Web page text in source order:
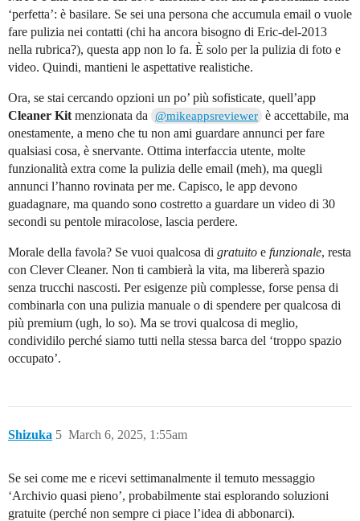
‘perfetta’: è basilare. Se sei una persona che accumula email o vuole
fare pulizia nei contatti (chi ha ancora bisogno di Eric-del-2013
nella rubrica?), questa app non lo fa. È solo per la pulizia di foto e
video. Quindi, mantieni le aspettative realistiche.
Ora, se stai cercando opzioni un po’ più sofisticate, quell’app
Cleaner Kit menzionata da @mikeappsreviewer è accettabile, ma
onestamente, a meno che tu non ami guardare annunci per fare
qualsiasi cosa, è snervante. Ottima interfaccia utente, molte
funzionalità extra come la pulizia delle email (meh), ma quegli
annunci l’hanno rovinata per me. Capisco, le app devono
guadagnare, ma quando sono costretto a guardare un video di 30
secondi su pentole miracolose, lascia perdere.
Morale della favola? Se vuoi qualcosa di gratuito e funzionale, resta
con Clever Cleaner. Non ti cambierà la vita, ma libererà spazio
senza trucchi nascosti. Per esigenze più complesse, forse pensa di
combinarla con una pulizia manuale o di spendere per qualcosa di
più premium (ugh, lo so). Ma se trovi qualcosa di meglio,
condividilo perché siamo tutti nella stessa barca del ‘troppo spazio
occupato’.
Shizuka March 6, 2025, 1:55am
5
Se sei come me e ricevi settimanalmente il temuto messaggio
‘Archivio quasi pieno’, probabilmente stai esplorando soluzioni
gratuite (perché non sempre ci piace l’idea di abbonarci).